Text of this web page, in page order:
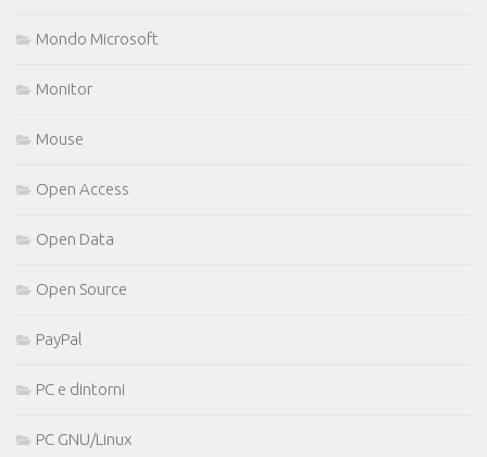
Mondo Microsoft
Monitor
Mouse
Open Access
Open Data
Open Source
PayPal
PC e dintorni
PC GNU/Linux